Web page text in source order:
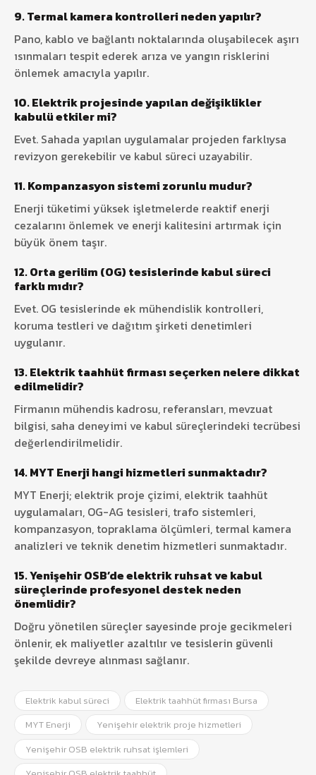
9. Termal kamera kontrolleri neden yapılır?
Pano, kablo ve bağlantı noktalarında oluşabilecek aşırı
ısınmaları tespit ederek arıza ve yangın risklerini
önlemek amacıyla yapılır.
10. Elektrik projesinde yapılan değişiklikler
kabulü etkiler mi?
Evet. Sahada yapılan uygulamalar projeden farklıysa
revizyon gerekebilir ve kabul süreci uzayabilir.
11. Kompanzasyon sistemi zorunlu mudur?
Enerji tüketimi yüksek işletmelerde reaktif enerji
cezalarını önlemek ve enerji kalitesini artırmak için
büyük önem taşır.
12. Orta gerilim (OG) tesislerinde kabul süreci
farklı mıdır?
Evet. OG tesislerinde ek mühendislik kontrolleri,
koruma testleri ve dağıtım şirketi denetimleri
uygulanır.
13. Elektrik taahhüt firması seçerken nelere dikkat
edilmelidir?
Firmanın mühendis kadrosu, referansları, mevzuat
bilgisi, saha deneyimi ve kabul süreçlerindeki tecrübesi
değerlendirilmelidir.
14. MYT Enerji hangi hizmetleri sunmaktadır?
MYT Enerji; elektrik proje çizimi, elektrik taahhüt
uygulamaları, OG-AG tesisleri, trafo sistemleri,
kompanzasyon, topraklama ölçümleri, termal kamera
analizleri ve teknik denetim hizmetleri sunmaktadır.
15. Yenişehir OSB’de elektrik ruhsat ve kabul
süreçlerinde profesyonel destek neden
önemlidir?
Doğru yönetilen süreçler sayesinde proje gecikmeleri
önlenir, ek maliyetler azaltılır ve tesislerin güvenli
şekilde devreye alınması sağlanır.
Elektrik kabul süreci
Elektrik taahhüt firması Bursa
MYT Enerji
Yenişehir elektrik proje hizmetleri
Yenişehir OSB elektrik ruhsat işlemleri